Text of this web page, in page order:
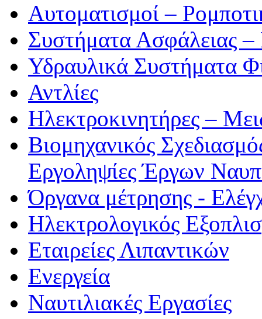
Αυτοματισμοί –
Συστήματα Ασφάλειας –
Υδραυλικά Συστήματα
Αντλίες
Ηλεκτροκινητήρες –
Βιομηχανικός
Εργοληψίες Έργων
Όργανα μέτρησης -
Ηλεκτρολογικός
Εταιρείες Λιπαντικών
Ενεργεία
Ναυτιλιακές Εργασίες